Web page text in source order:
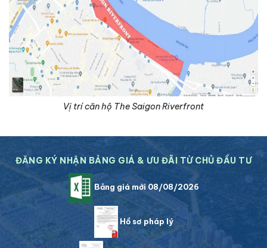
Vị trí căn hộ The Saigon Riverfront
ĐĂNG KÝ NHẬN BẢNG GIÁ & ƯU ĐÃI TỪ CHỦ ĐẦU TƯ
Bảng giá mới 08/08/2026
Hồ sơ pháp lý